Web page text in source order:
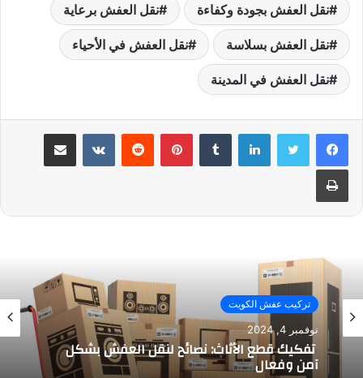
نقل العفش بجودة وكفاءة نقل العفش برعاية
نقل العفش بسلاسة نقل العفش في الأحياء
نقل العفش في المدينة
لينكدإن بينتيريست مشاركة عبر البريد
طباعة
تركيب عفش الكويت
نوفمبر 4, 2024
تفكيك قطع الأثاث: نصائح لنقل العفش بشكل
آمن وفعال